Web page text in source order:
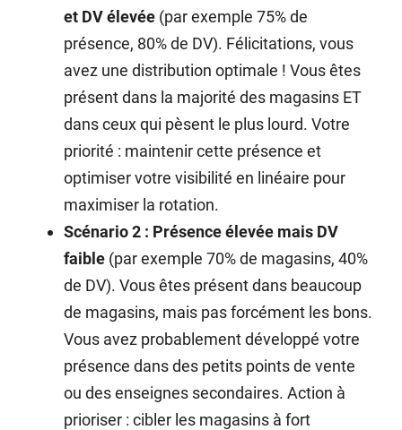
et DV élevée (par exemple 75% de
présence, 80% de DV). Félicitations, vous
avez une distribution optimale ! Vous êtes
présent dans la majorité des magasins ET
dans ceux qui pèsent le plus lourd. Votre
priorité : maintenir cette présence et
optimiser votre visibilité en linéaire pour
maximiser la rotation.
Scénario 2 : Présence élevée mais DV
faible (par exemple 70% de magasins, 40%
de DV). Vous êtes présent dans beaucoup
de magasins, mais pas forcément les bons.
Vous avez probablement développé votre
présence dans des petits points de vente
ou des enseignes secondaires. Action à
prioriser : cibler les magasins à fort